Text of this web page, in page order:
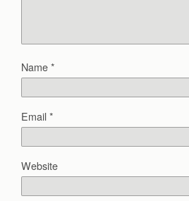
Name*
Email*
Website